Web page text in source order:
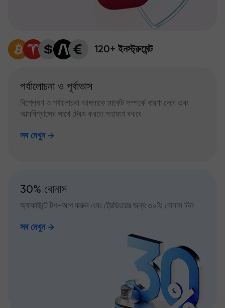
120+ ইনস্ট্রুমেন্ট
পর্যালোচনা ও পূর্বাভাস
বিশ্লেষণ ও পর্যালোচনা আপনাকে মার্কেট সম্পর্কে ধারণা দেবে এবং
আত্মবিশ্বাসের সাথে ট্রেড করতে সহায়তা করবে
সব দেখুন
30% বোনাস
অ্যাকাউন্টে টপ-আপ করুন এবং ট্রেডিংয়ের জন্য ৩০% বোনাস নিন
সব দেখুন